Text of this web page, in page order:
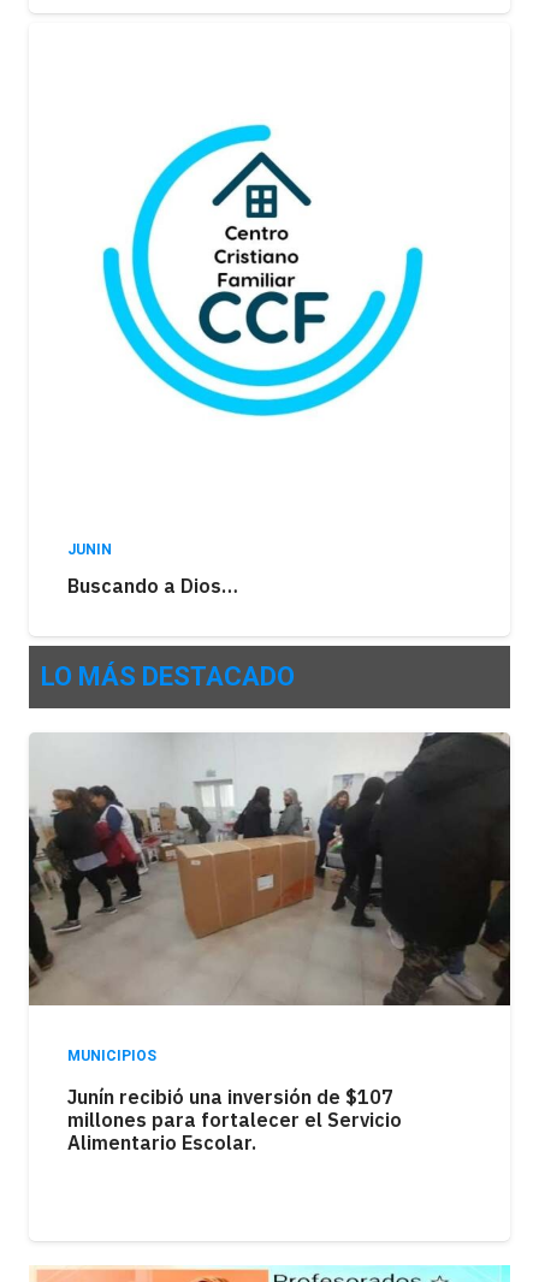
JUNIN
Buscando a Dios…
LO MÁS DESTACADO
MUNICIPIOS
Junín, entre los municipios con mayor